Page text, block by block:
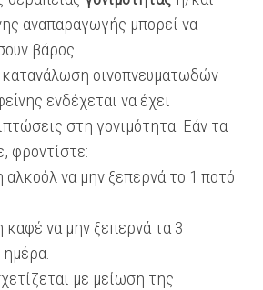
αναπαραγωγής μπορεί να
βάρος.
οινοπνευματωδών
ενδέχεται να έχει
στη γονιμότητα. Εάν τα
φροντίστε:
να μην ξεπερνά το 1 ποτό
να μην ξεπερνά τα 3
ημέρα.
με μείωση της